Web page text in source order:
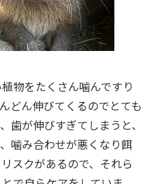
物をたくさん噛んですり
どん伸びてくるのでとても
歯が伸びすぎてしまうと、
噛み合わせが悪くなり餌
スクがあるので、それら